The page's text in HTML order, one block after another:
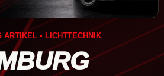
ARTIKEL • LICHTTECHNIK